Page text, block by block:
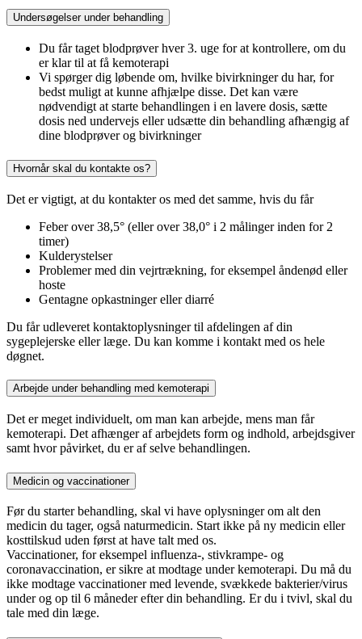
Undersøgelser under behandling
Du får taget blodprøver hver 3. uge for at kontrollere, om du
er klar til at få kemoterapi
Vi spørger dig løbende om, hvilke bivirkninger du har, for
bedst muligt at kunne afhjælpe disse. Det kan være
nødvendigt at starte behandlingen i en lavere dosis, sætte
dosis ned undervejs eller udsætte din behandling afhængig af
dine blodprøver og bivirkninger
Hvornår skal du kontakte os?
Det er vigtigt, at du kontakter os med det samme, hvis du får
Feber over 38,5° (eller over 38,0° i 2 målinger inden for 2
timer)
Kulderystelser
Problemer med din vejrtrækning, for eksempel åndenød eller
hoste
Gentagne opkastninger eller diarré
Du får udleveret kontaktoplysninger til afdelingen af din
sygeplejerske eller læge. Du kan komme i kontakt med os hele
døgnet.
Arbejde under behandling med kemoterapi
Det er meget individuelt, om man kan arbejde, mens man får
kemoterapi. Det afhænger af arbejdets form og indhold, arbejdsgiver
samt hvor påvirket, du er af selve behandlingen.
Medicin og vaccinationer
Før du starter behandling, skal vi have oplysninger om alt den
medicin du tager, også naturmedicin. Start ikke på ny medicin eller
kosttilskud uden først at have talt med os.
Vaccinationer, for eksempel influenza-, stivkrampe- og
coronavaccination, er sikre at modtage under kemoterapi. Du må du
ikke modtage vaccinationer med levende, svækkede bakterier/virus
under og op til 6 måneder efter din behandling. Er du i tvivl, skal du
tale med din læge.